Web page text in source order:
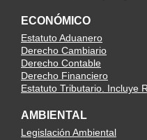
ECONÓMICO
Estatuto Aduanero
Derecho Cambiario
Derecho Contable
Derecho Financiero
Estatuto Tributario. Incluye
AMBIENTAL
Legislación Ambiental